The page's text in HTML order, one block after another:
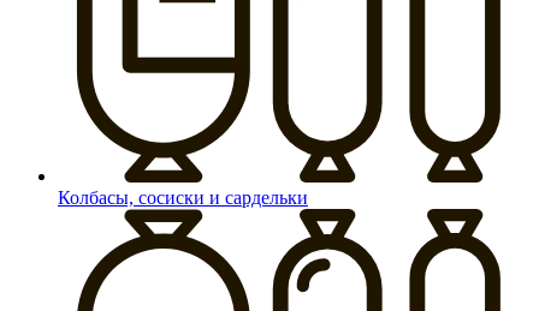
Колбасы, сосиски и сардельки